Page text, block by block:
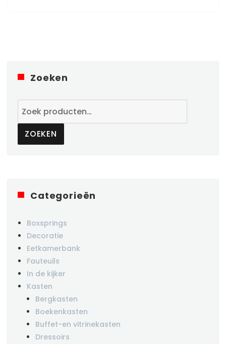
Zoeken
naar:
ZOEKEN
Categorieën
Boxsprings
Decoratie
Eetkamerbank
Fauteuils
In de kijker
Kasten
Bergkasten
Boekenkasten
Buffet-en vitrinekasten
Dressoirs